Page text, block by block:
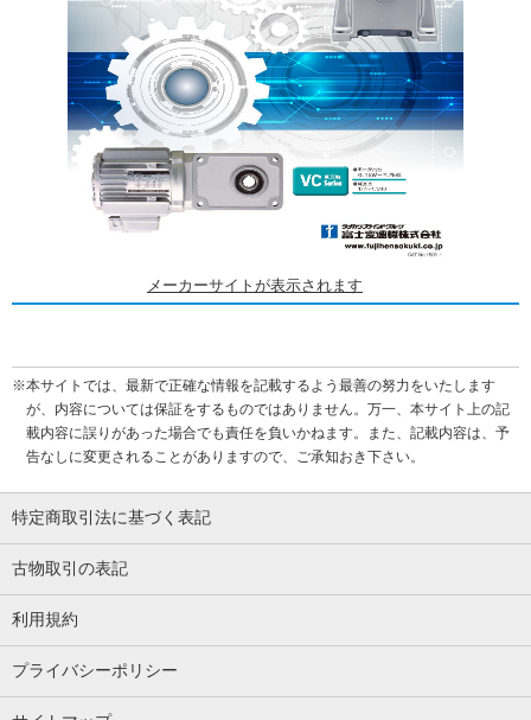
メーカーサイトが表示されます
※本サイトでは、最新で正確な情報を記載するよう最善の努力をいたします
が、内容については保証をするものではありません。万一、本サイト上の記
載内容に誤りがあった場合でも責任を負いかねます。また、記載内容は、予
告なしに変更されることがありますので、ご承知おき下さい。
特定商取引法に基づく表記
古物取引の表記
利用規約
プライバシーポリシー